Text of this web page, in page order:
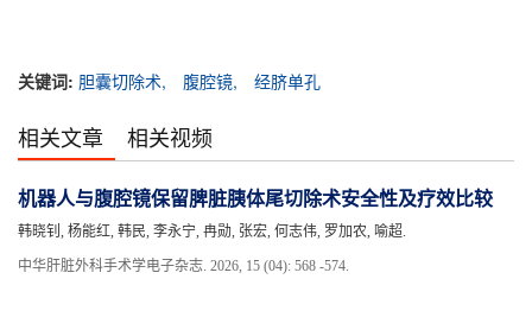
关键词: 胆囊切除术, 腹腔镜, 经脐单孔
相关文章 相关视频
机器人与腹腔镜保留脾脏胰体尾切除术安全性及疗效比较
韩晓钊, 杨能红, 韩民, 李永宁, 冉勋, 张宏, 何志伟, 罗加农, 喻超.
中华肝脏外科手术学电子杂志. 2026, 15 (04): 568 -574.